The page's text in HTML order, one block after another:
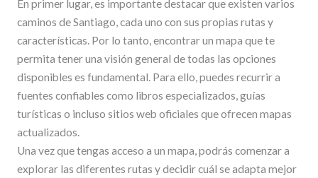
En primer lugar, es importante destacar que existen varios
caminos de Santiago, cada uno con sus propias rutas y
características. Por lo tanto, encontrar un mapa que te
permita tener una visión general de todas las opciones
disponibles es fundamental. Para ello, puedes recurrir a
fuentes confiables como libros especializados, guías
turísticas o incluso sitios web oficiales que ofrecen mapas
actualizados.
Una vez que tengas acceso a un mapa, podrás comenzar a
explorar las diferentes rutas y decidir cuál se adapta mejor